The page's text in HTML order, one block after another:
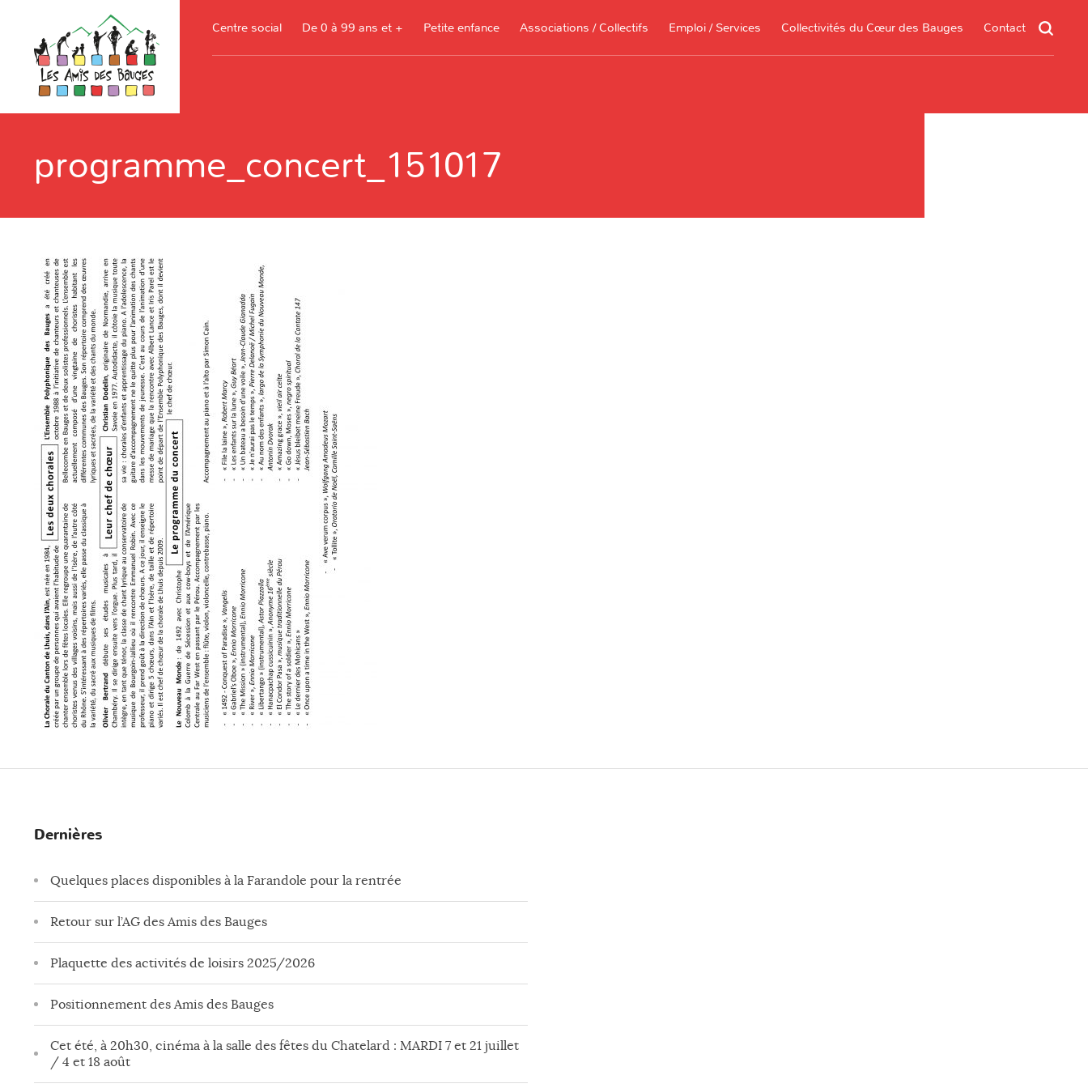
Centre social De 0 à 99 ans et + Petite enfance
assistantes maternelles
Associations / Collectifs Emploi / Services Collectivités du Cœur des Bauges Contact
programme_concert_151017
Dernières
Quelques places disponibles à la Farandole pour la rentrée
Retour sur l’AG des Amis des Bauges
Plaquette des activités de loisirs 2025/2026
Positionnement des Amis des Bauges
Cet été, à 20h30, cinéma à la salle des fêtes du Chatelard : MARDI 7 et 21 juillet
/ 4 et 18 août